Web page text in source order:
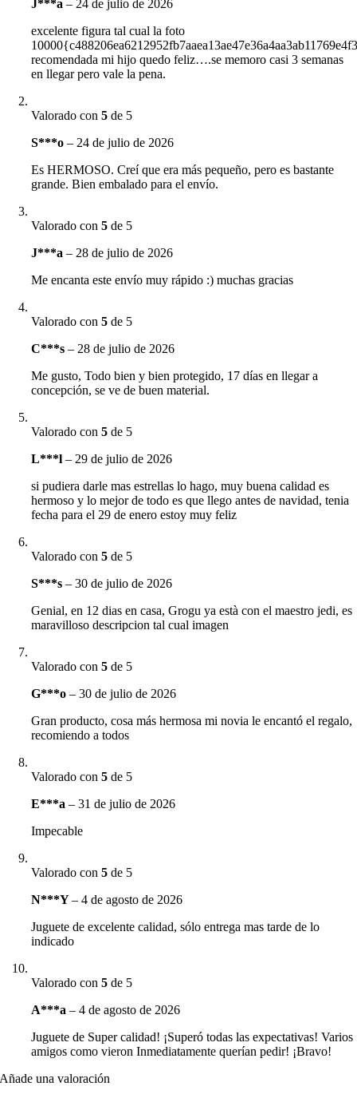
J***a– 24 de julio de 2026
excelente figura tal cual la foto
recomendada mi hijo quedo feliz….se memoro casi 3 semanas
en llegar pero vale la pena.
Valorado con5 de 5
S***o– 24 de julio de 2026
Es HERMOSO. Creí que era más pequeño, pero es bastante
grande. Bien embalado para el envío.
Valorado con5 de 5
J***a– 28 de julio de 2026
Me encanta este envío muy rápido :) muchas gracias
Valorado con5 de 5
C***s– 28 de julio de 2026
Me gusto, Todo bien y bien protegido, 17 días en llegar a
concepción, se ve de buen material.
Valorado con5 de 5
L***l– 29 de julio de 2026
si pudiera darle mas estrellas lo hago, muy buena calidad es
hermoso y lo mejor de todo es que llego antes de navidad, tenia
fecha para el 29 de enero estoy muy feliz
Valorado con5 de 5
S***s– 30 de julio de 2026
Genial, en 12 dias en casa, Grogu ya està con el maestro jedi, es
maravilloso descripcion tal cual imagen
Valorado con5 de 5
G***o– 30 de julio de 2026
Gran producto, cosa más hermosa mi novia le encantó el regalo,
recomiendo a todos
Valorado con5 de 5
E***a– 31 de julio de 2026
Impecable
Valorado con5 de 5
N***Y– 4 de agosto de 2026
Juguete de excelente calidad, sólo entrega mas tarde de lo
indicado
Valorado con5 de 5
A***a– 4 de agosto de 2026
Juguete de Super calidad! ¡Superó todas las expectativas! Varios
amigos como vieron Inmediatamente querían pedir! ¡Bravo!
Añade una valoración